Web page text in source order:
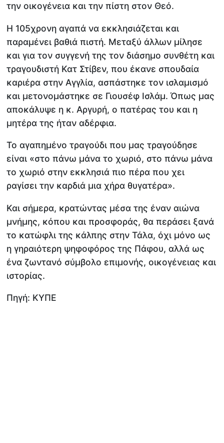
την οικογένεια και την πίστη στον Θεό.
Η 105χρονη αγαπά να εκκλησιάζεται και
παραμένει βαθιά πιστή. Μεταξύ άλλων μίλησε
και για τον συγγενή της τον διάσημο συνθέτη και
τραγουδιστή Κατ Στίβεν, που έκανε σπουδαία
καριέρα στην Αγγλία, ασπάστηκε τον ισλαμισμό
και μετονομάστηκε σε Γιουσέφ Ισλάμ. Όπως μας
αποκάλυψε η κ. Αργυρή, ο πατέρας του και η
μητέρα της ήταν αδέρφια.
Το αγαπημένο τραγούδι που μας τραγούδησε
είναι «στο πάνω μάνα το χωριό, στο πάνω μάνα
το χωριό στην εκκλησιά πιο πέρα που χει
ραγίσει την καρδιά μια χήρα θυγατέρα».
Και σήμερα, κρατώντας μέσα της έναν αιώνα
μνήμης, κόπου και προσφοράς, θα περάσει ξανά
το κατώφλι της κάλπης στην Τάλα, όχι μόνο ως
η γηραιότερη ψηφοφόρος της Πάφου, αλλά ως
ένα ζωντανό σύμβολο επιμονής, οικογένειας και
ιστορίας.
Πηγή: ΚΥΠΕ